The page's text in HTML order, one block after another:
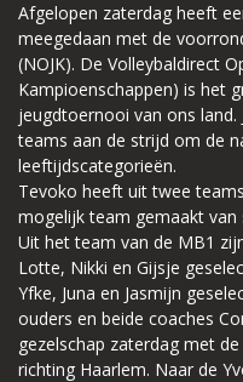
Afgelopen zaterdag heeft
meegedaan met de
(NOJK). De Volleybaldirect
Kampioenschappen) is het
jeugdtoernooi van ons land.
teams aan de strijd om de
leeftijdscategorieën.
Tevoko heeft uit twee
mogelijk team gemaakt van
Uit het team van de MB1
Lotte, Nikki en Gijsje
Yfke, Juna en Jasmijn
ouders en beide coaches
gezelschap zaterdag met
richting Haarlem. Naar de